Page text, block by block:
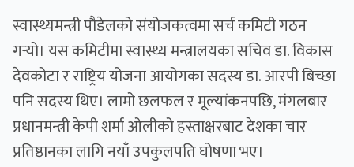
स्वास्थ्यमन्त्री पौडेलको संयोजकत्वमा सर्च कमिटी गठन
गर्‍यो। यस कमिटीमा स्वास्थ्य मन्त्रालयका सचिव डा. विकास
देवकोटा र राष्ट्रिय योजना आयोगका सदस्य डा. आरपी बिच्छा
पनि सदस्य थिए। लामो छलफल र मूल्यांकनपछि, मंगलबार
प्रधानमन्त्री केपी शर्मा ओलीको हस्ताक्षरबाट देशका चार
प्रतिष्ठानका लागि नयाँ उपकुलपति घोषणा भए।